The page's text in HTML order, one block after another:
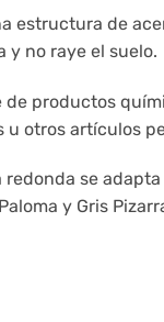
estructura de
y no raye el suelo.
productos
u otros artículos
se
y Gris